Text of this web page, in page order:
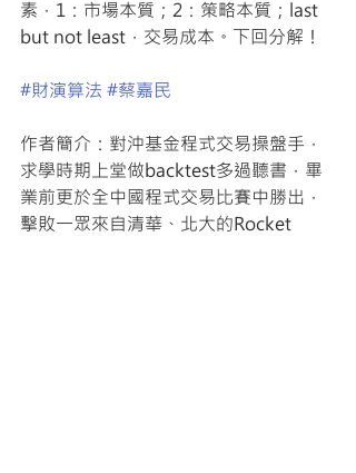
素，1：市場本質；2：策略本質；last
but not least，交易成本。下回分解！
#財演算法 #蔡嘉民
作者簡介：對沖基金程式交易操盤手，
求學時期上堂做backtest多過聽書，畢
業前更於全中國程式交易比賽中勝出，
擊敗一眾來自清華、北大的Rocket